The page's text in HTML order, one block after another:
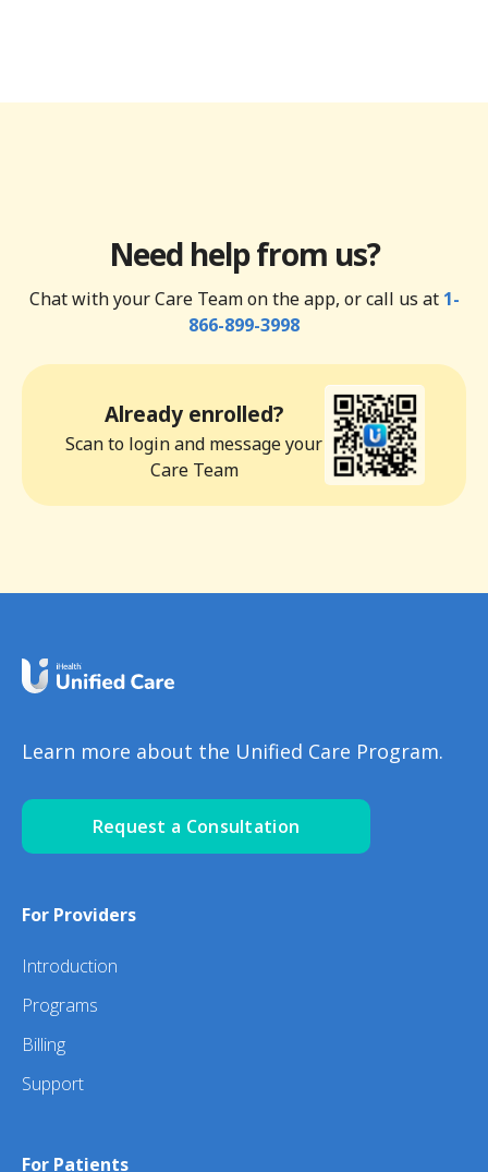
Need help from us?
Chat with your Care Team on the app, or call us at 1-
866-899-3998
Already enrolled?
Scan to login and message your
Care Team
Learn more about the Unified Care Program.
Request a Consultation
For Providers
Introduction
Programs
Billing
Support
For Patients